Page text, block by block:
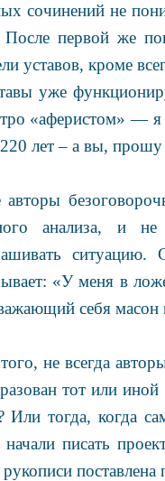
сочинений не
первой же
уставов, кроме
уже
«аферистом» —
лет – а вы, прошу
авторы
анализа, и
«У меня в
себя масон
не всегда
тот или
Или тогда, когда
начали писать
рукописи поставлена